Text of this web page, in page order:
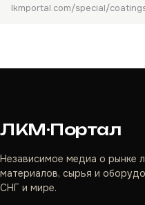
lkmportal.com/special/
ЛКМ·Портал
Независимое медиа о рынке
материалов, сырья и
СНГ и мире.